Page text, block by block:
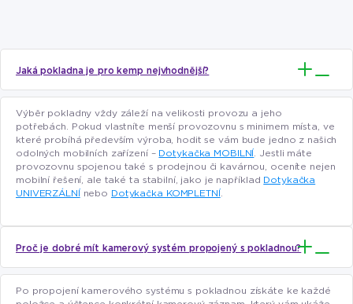
Jaká pokladna je pro kemp nejvhodnější?
Výběr pokladny vždy záleží na velikosti provozu a jeho
potřebách. Pokud vlastníte menší provozovnu s minimem místa, ve
které probíhá především výroba, hodit se vám bude jedno z našich
odolných mobilních zařízení – Dotykačka MOBILNÍ . Jestli máte
provozovnu spojenou také s prodejnou či kavárnou, oceníte nejen
mobilní řešení, ale také ta stabilní, jako je například Dotykačka
UNIVERZÁLNÍnebo Dotykačka KOMPLETNÍ.
Proč je dobré mít kamerový systém propojený s pokladnou?
Po propojení kamerového systému s pokladnou získáte ke každé